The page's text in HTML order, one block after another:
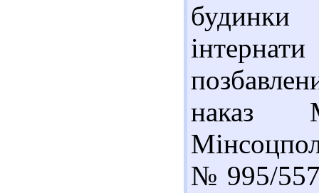
будинки
наказ
№ 995/557